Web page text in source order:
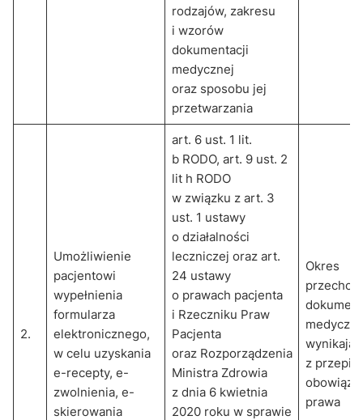
rodzajów, zakresu
i wzorów
dokumentacji
medycznej
oraz sposobu jej
przetwarzania
2.
Umożliwienie
pacjentowi
wypełnienia
formularza
elektronicznego,
w celu uzyskania
e-recepty, e-
zwolnienia, e-
skierowania
art. 6 ust. 1 lit.
b RODO, art. 9 ust. 2
lit h RODO
w związku z art. 3
ust. 1 ustawy
o działalności
leczniczej oraz art.
24 ustawy
o prawach pacjenta
i Rzeczniku Praw
Pacjenta
oraz Rozporządzenia
Ministra Zdrowia
z dnia 6 kwietnia
2020 roku w sprawie
Okres
z
prawa